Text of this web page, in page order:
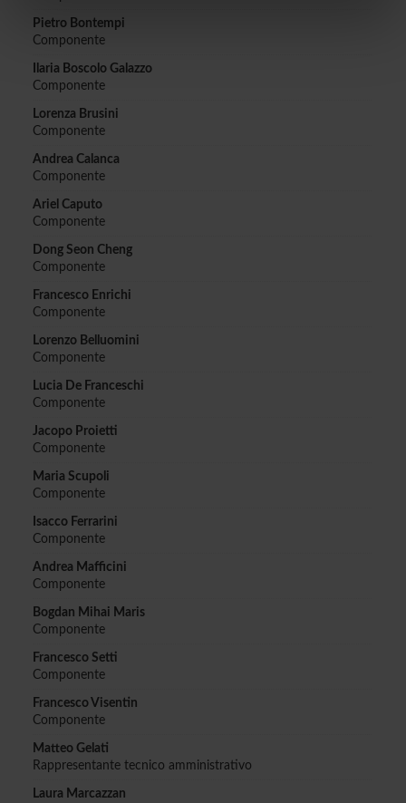
nostri partner che si occupano di analisi dei dati web,
pubblicità e social media, i quali potrebbero combinarle
con altre informazioni che hai fornito loro o che hanno
raccolto dal tuo utilizzo dei loro servizi.
Pietro Bontempi
Componente
Ilaria Boscolo Galazzo
Componente
Lorenza Brusini
Componente
Andrea Calanca
Componente
Ariel Caputo
Componente
Dong Seon Cheng
Componente
Francesco Enrichi
Componente
Lorenzo Belluomini
Componente
Lucia De Franceschi
Componente
Jacopo Proietti
Componente
Maria Scupoli
Componente
Isacco Ferrarini
Componente
Andrea Mafficini
Componente
Bogdan Mihai Maris
Componente
Francesco Setti
Componente
Francesco Visentin
Componente
Matteo Gelati
Rappresentante tecnico amministrativo
Laura Marcazzan